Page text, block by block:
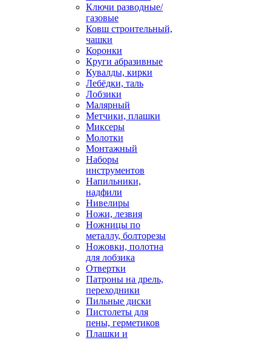
Ключи разводные/
газовые
Ковш строительный,
чашки
Коронки
Круги абразивные
Кувалды, кирки
Лебёдки, таль
Лобзики
Малярный
Метчики, плашки
Миксеры
Молотки
Монтажный
Наборы
инструментов
Напильники,
надфили
Нивелиры
Ножи, лезвия
Ножницы по
металлу, болторезы
Ножовки, полотна
для лобзика
Отвертки
Патроны на дрель,
переходники
Пильные диски
Пистолеты для
пены, герметиков
Плашки и